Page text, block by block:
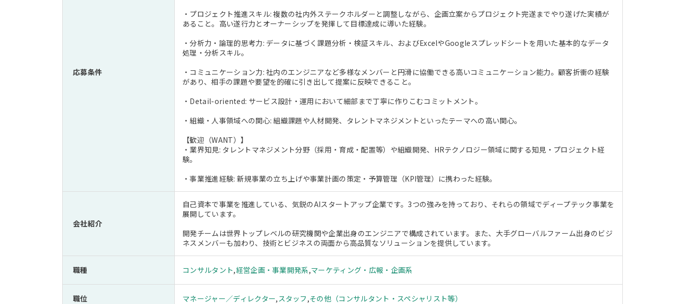
応募条件
・プロジェクト推進スキル: 複数の社内外ステークホルダーと調整しながら、企画立案からプロジェクト完遂までやり遂げた実績が
あること。高い遂行力とオーナーシップを発揮して目標達成に導いた経験。
・分析力・論理的思考力: データに基づく課題分析・検証スキル、およびExcelやGoogleスプレッドシートを用いた基本的なデータ
処理・分析スキル。
・コミュニケーション力: 社内のエンジニアなど多様なメンバーと円滑に協働できる高いコミュニケーション能力。顧客折衝の経験
があり、相手の課題や要望を的確に引き出して提案に反映できること。
・Detail-oriented: サービス設計・運用において細部まで丁寧に作りこむコミットメント。
・組織・人事領域への関心: 組織課題や人材開発、タレントマネジメントといったテーマへの高い関心。
【歓迎（WANT）】
・業界知見: タレントマネジメント分野（採用・育成・配置等）や組織開発、HRテクノロジー領域に関する知見・プロジェクト経
験。
・事業推進経験: 新規事業の立ち上げや事業計画の策定・予算管理（KPI管理）に携わった経験。
会社紹介
自己資本で事業を推進している、気鋭のAIスタートアップ企業です。3つの強みを持っており、それらの領域でディープテック事業を
展開しています。
開発チームは世界トップレベルの研究機関や企業出身のエンジニアで構成されています。また、大手グローバルファーム出身のビジ
ネスメンバーも加わり、技術とビジネスの両面から高品質なソリューションを提供しています。
職種 コンサルタント,経営企画・事業開発系,マーケティング・広報・企画系
職位 マネージャー／ディレクター,スタッフ ,その他（コンサルタント・スペシャリスト等）